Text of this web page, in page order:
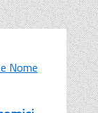
Nome